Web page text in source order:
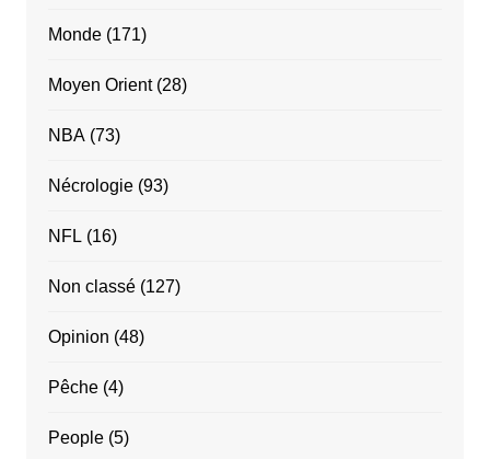
Monde(171)
Moyen Orient(28)
NBA(73)
Nécrologie(93)
NFL (16)
Non classé(127)
Opinion (48)
Pêche(4)
People(5)